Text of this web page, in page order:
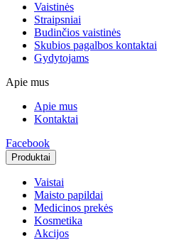
Vaistinės
Straipsniai
Budinčios vaistinės
Skubios pagalbos kontaktai
Gydytojams
Apie mus
Apie mus
Kontaktai
Facebook
Produktai
Vaistai
Maisto papildai
Medicinos prekės
Kosmetika
Akcijos